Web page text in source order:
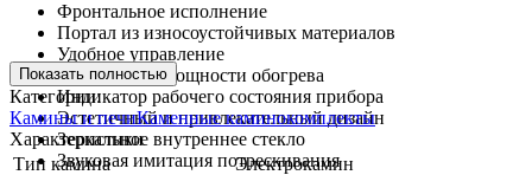
Фронтальное исполнение
Портал из износоустойчивых материалов
Удобное управление
Регулировка мощности обогрева
Индикатор рабочего состояния прибора
Эстетичный и привлекательный дизайн
Зеркальное внутреннее стекло
Звуковая имитация потрескивания
Показать полностью
Категории:
Камины и печиКаменные каминокомплекты
Характеристики
Тип камина
Электрокамин